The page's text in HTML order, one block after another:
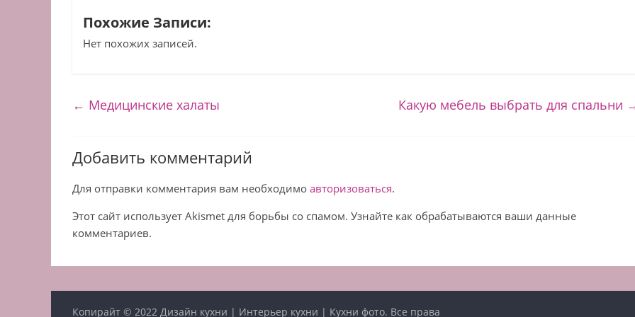
Похожие Записи:
Нет похожих записей.
← Медицинские халаты Какую мебель выбрать для спальни
Добавить комментарий
Для отправки комментария вам необходимо авторизоваться.
Этот сайт использует Akismet для борьбы со спамом. Узнайте как обрабатываются ваши данные
комментариев.
Копирайт © 2022 Дизайн кухни | Интерьер кухни | Кухни фото. Все права